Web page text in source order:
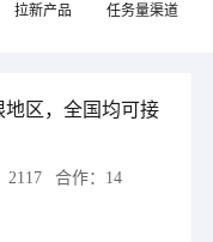
拉新产品 任务量渠道
区，全国均可接
2117 合作： 14